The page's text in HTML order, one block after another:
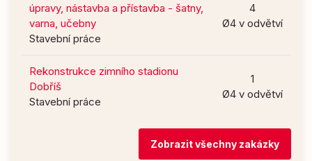
úpravy, nástavba a přístavba - šatny,
varna, učebny
Stavební práce
4
Ø4 v odvětví
Rekonstrukce zimního stadionu
Dobříš
Stavební práce
1
Ø4 v odvětví
Zobrazit všechny zakázky